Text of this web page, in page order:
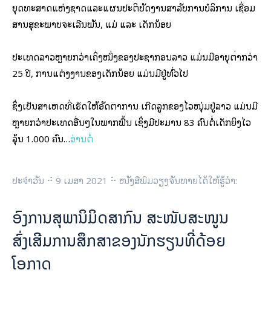
ຍຸດທະສາດແຫ່ງຊາດແລະແຜນປະຕິບັດງານສໍາລັບການບໍລິການ ເຊື່ອມ
ສານສຸຂະພາບຈະເລີນພັນ, ແມ່ ແລະ ເດັກນ້ອຍ
ປະເທດລາວຫຼາຍກວ່າເຄິ່ງໜຶ່ງຂອງປະຊາກອນລາວ ແມ່ນມີອາຍຸຕໍ່າກວ່າ
25 ປີ, ການແຕ່ງງານຂອງເດັກນ້ອຍ ແມ່ນມີຢູ່ທົ່ວໄປ
ຊຶ່ງເປັນສາເຫດທີ່ເຮັດໃຫ້ອັດຕາການ ເກີດລູກຂອງໄວໜຸ່ມຢູ່ລາວ ແມ່ນມີ
ຫຼາຍກວ່າປະເທດອື່ນໆໃນພາກພື້ນ ເຊິ່ງມີປະມານ 83 ຄົນຕໍ່ເດັກຍິງໄວ
ລຸ້ນ 1.000 ຄົນ…ອ່ານຕໍ່
ປະຈຳວັນ ⠚ 9 ເມສາ 2021 ⠓ ໜັງສືພິມວຽງຈັນທາຍໄດ້ໃຫ້ຮູ້ວ່າ:
ອົງການສຸພານິມິດສາກົນ ສະໜັບສະໜູນ
ສົ່ງເສີມການສຶກສາຂອງນັກຮຽນທີ່ດ້ອຍ
ໂອກາດ